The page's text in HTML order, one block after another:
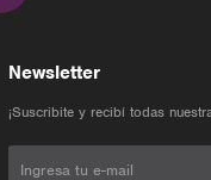
Newsletter
¡Suscribite y recibí todas